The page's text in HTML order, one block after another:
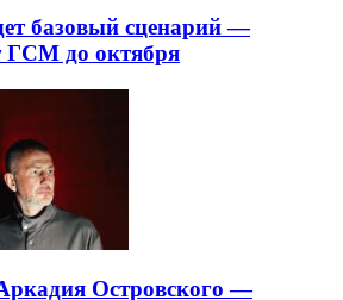
базовый сценарий —
ГСМ до октября
Островского —